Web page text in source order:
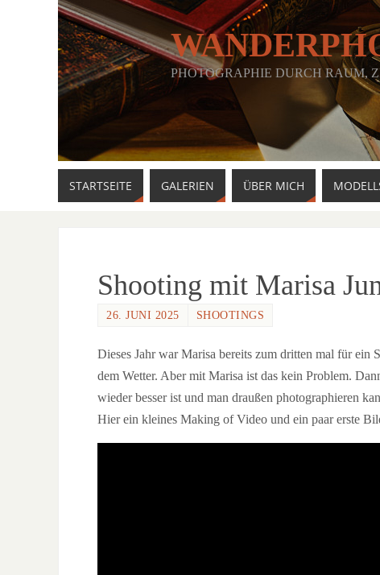
PHOTOGRAPHIE DURCH RAUM,
STARTSEITE GALERIEN ÜBER MICH
Shooting mit Marisa
26. JUNI 2025 SHOOTINGS
Dieses Jahr war Marisa bereits zum dritten mal für
dem Wetter. Aber mit Marisa ist das kein Problem.
wieder besser ist und man draußen photographieren
Hier ein kleines Making of Video und ein paar erste